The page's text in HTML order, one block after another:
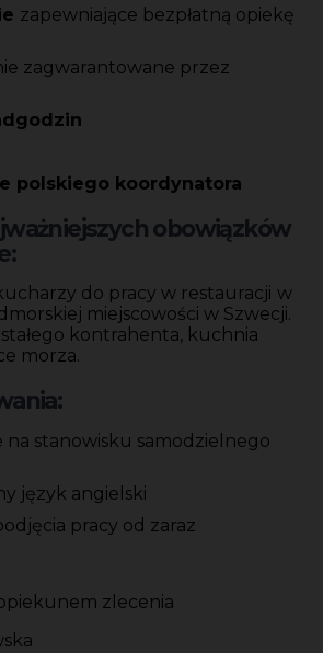
zapewniające bezpłatną opiekę
zagwarantowane przez
polskiego koordynatora
obowiązków
do pracy w restauracji w
miejscowości w Szwecji.
kontrahenta, kuchnia
morza.
na stanowisku samodzielnego
język angielski
pracy od zaraz
zlecenia